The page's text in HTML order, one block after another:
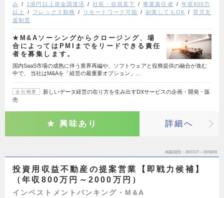
み
1億円以上資金調達済 社長・役員直下 事業責任者
年収600万
以上
フレックス勤務 リモートワーク可能 副業してもOK
育児支
援制度
★M&Aソーシングからクロージング、場
合によってはPMIまでをリードできる責任
者を募集します。
国内SaaS市場の成熟に伴う業界再編や、ソフトウェアと役務提供の融合が進む
中で、 当社はM&Aを「経営の最重要オプション」…
会社概要
新しいデータ経営の在り方を生み出すDXサービスの企画・開発・販
売
興味あり 詳細へ
掲載期間 26/07/27～26/08/09
投資用収益不動産の提案営業【即戦力候補】
（年収800万円～2000万円）
インベストメントバンキング・M&A